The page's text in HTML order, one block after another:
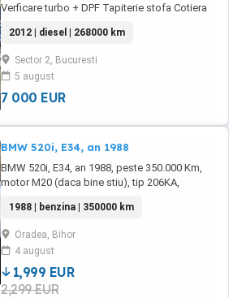
Verficare turbo + DPF Tapiterie stofa Cotiera
multifunctional Schimbator viteze piele
Senzor ploaie Geamuri electrice fata Geamuri
electrice spate
2012 | diesel | 268000 km
Sector 2, Bucuresti
5 august
7 000 EUR
BMW 520i, E34, an 1988
BMW 520i, E34, an 1988, peste 350.000 Km,
motor M20 (daca bine stiu), tip 206KA,
viteze manual, VIN: WBAHB110403621044
Acte pe numele meu, impozit 2026 achitat.
Masina sta nefolosita cam din 2012... Am
folosit-o zilnic pana cand mi-am luat alta
masina (cu ...
1988 | benzina | 350000 km
Oradea, Bihor
4 august
1,999 EUR
2,299 EUR